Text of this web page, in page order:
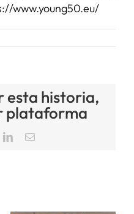
www.young50.eu/
esta historia,
plataforma
LinkedInCorreo